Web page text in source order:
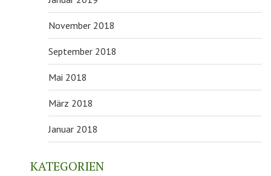
November 2018
September 2018
Mai 2018
März 2018
Januar 2018
KATEGORIEN